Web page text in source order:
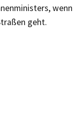
wenn
geht.